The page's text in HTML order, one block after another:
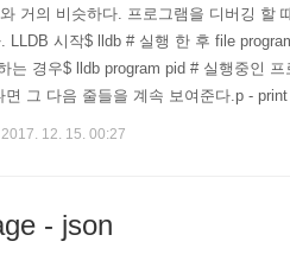
거의 비슷하다. 프로그램을 디버깅 할
LLDB 시작$ lldb # 실행 한 후 file
는 경우$ lldb program pid # 실행중인
면 그 다음 줄들을 계속 보여준다.p -
2017. 12. 15. 00:27
- json